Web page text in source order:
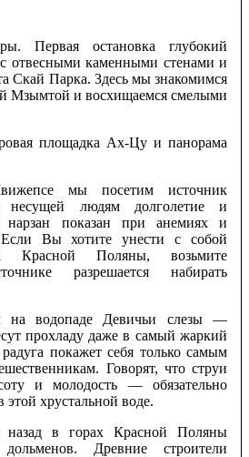
Первая остановка глубокий
отвесными каменными стенами и
Скай Парка. Здесь мы знакомимся
Мзымтой и восхищаемся смелыми
площадка Ах-Цу и панорама
мы посетим источник
несущей людям долголетие и
нарзан показан при анемиях и
Вы хотите унести с собой
Красной Поляны, возьмите
разрешается набирать
на водопаде Девичьи слезы —
прохладу даже в самый жаркий
покажет себя только самым
Говорят, что струи
и молодость — обязательно
хрустальной воде.
назад в горах Красной Поляны
Древние строители